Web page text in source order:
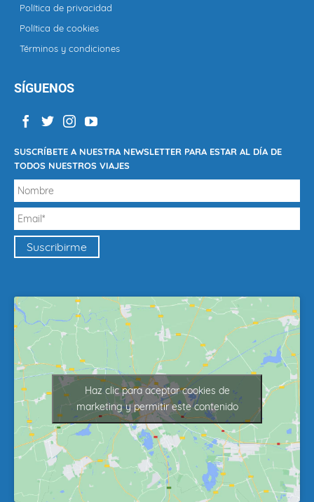
Política de privacidad
Política de cookies
Términos y condiciones
SÍGUENOS
SUSCRÍBETE A NUESTRA NEWSLETTER PARA ESTAR AL DÍA DE
TODOS NUESTROS VIAJES
Haz clic para aceptar cookies de
marketing y permitir este contenido